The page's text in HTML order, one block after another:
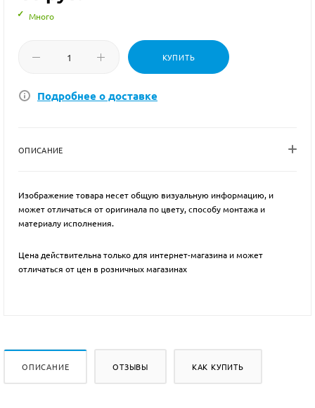
Много
КУПИТЬ
Подробнее о доставке
ОПИСАНИЕ
Изображение товара несет общую визуальную информацию, и
может отличаться от оригинала по цвету, способу монтажа и
материалу исполнения.
Цена действительна только для интернет-магазина и может
отличаться от цен в розничных магазинах
ОПИСАНИЕ ОТЗЫВЫ КАК КУПИТЬ